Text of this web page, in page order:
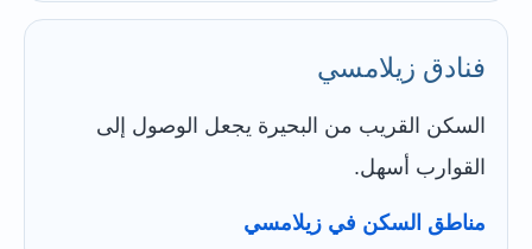
فنادق زيلامسي
السكن القريب من البحيرة يجعل الوصول إلى
القوارب أسهل.
مناطق السكن في زيلامسي